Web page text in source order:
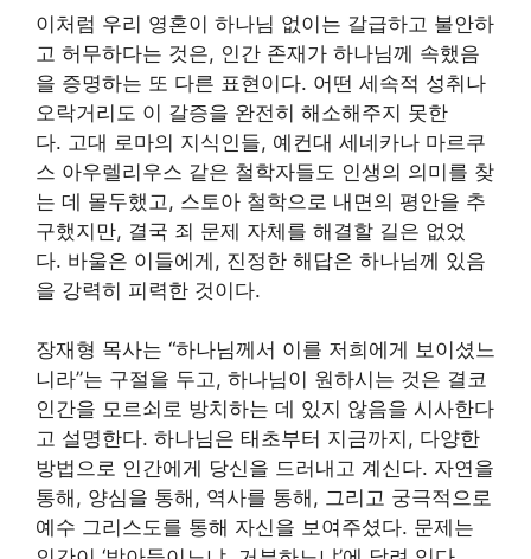
이처럼 우리 영혼이 하나님 없이는 갈급하고 불안하
고 허무하다는 것은, 인간 존재가 하나님께 속했음
을 증명하는 또 다른 표현이다. 어떤 세속적 성취나
오락거리도 이 갈증을 완전히 해소해주지 못한
다. 고대 로마의 지식인들, 예컨대 세네카나 마르쿠
스 아우렐리우스 같은 철학자들도 인생의 의미를 찾
는 데 몰두했고, 스토아 철학으로 내면의 평안을 추
구했지만, 결국 죄 문제 자체를 해결할 길은 없었
다. 바울은 이들에게, 진정한 해답은 하나님께 있음
을 강력히 피력한 것이다.
장재형 목사는 “하나님께서 이를 저희에게 보이셨느
니라”는 구절을 두고, 하나님이 원하시는 것은 결코
인간을 모르쇠로 방치하는 데 있지 않음을 시사한다
고 설명한다. 하나님은 태초부터 지금까지, 다양한
방법으로 인간에게 당신을 드러내고 계신다. 자연을
통해, 양심을 통해, 역사를 통해, 그리고 궁극적으로
예수 그리스도를 통해 자신을 보여주셨다. 문제는